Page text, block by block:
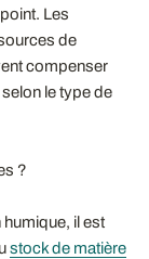
Les
de
compenser
le type de
?
il est
stock de matière